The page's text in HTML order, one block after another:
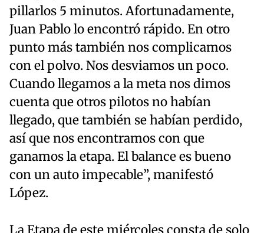
pillarlos 5 minutos. Afortunadamente,
Juan Pablo lo encontró rápido. En otro
punto más también nos complicamos
con el polvo. Nos desviamos un poco.
Cuando llegamos a la meta nos dimos
cuenta que otros pilotos no habían
llegado, que también se habían perdido,
así que nos encontramos con que
ganamos la etapa. El balance es bueno
con un auto impecable”, manifestó
López.